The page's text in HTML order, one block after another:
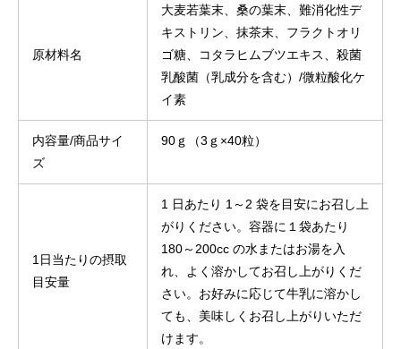
原材料名
大麦若葉末、桑の葉末、難消化性デ
キストリン、抹茶末、フラクトオリ
ゴ糖、コタラヒムブツエキス、殺菌
乳酸菌（乳成分を含む）/微粒酸化ケ
イ素
内容量/商品サイ
ズ
90ｇ（3ｇ×40粒）
1日当たりの摂取
目安量
1 日あたり 1～2 袋を目安にお召し上
がりください。容器に１袋あたり
180～200cc の水またはお湯を入
れ、よく溶かしてお召し上がりくだ
さい。お好みに応じて牛乳に溶かし
ても、美味しくお召し上がりいただ
けます。